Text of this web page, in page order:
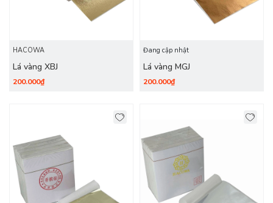
HACOWA
Lá vàng XBJ
200.000₫
Đang cập nhật
Lá vàng MGJ
200.000₫